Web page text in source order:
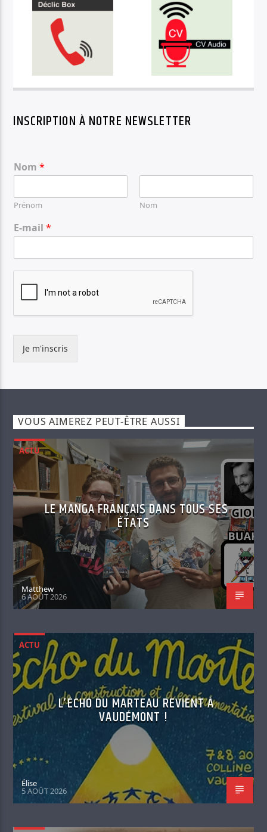
INSCRIPTION À NOTRE NEWSLETTER
Nom*
Prénom Nom
E-mail*
Je m'inscris
VOUS AIMEREZ PEUT-ÊTRE AUSSI
ACTU
LE MANGA FRANÇAIS DANS TOUS SES
ÉTATS
Matthew
6 AOÛT 2026
ACTU
L’ÉCHO DU MARTEAU REVIENT À
VAUDÉMONT !
Élise
5 AOÛT 2026